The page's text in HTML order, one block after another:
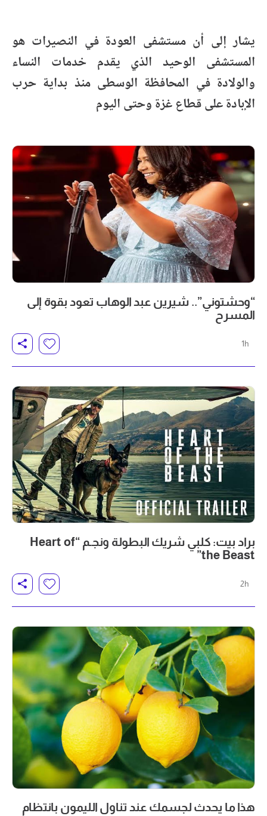
يشار إلى أن مستشفى العودة في النصيرات هو
المستشفى الوحيد الذي يقدم خدمات النساء
والولادة في المحافظة الوسطى منذ بداية حرب
الإبادة على قطاع غزة وحتى اليوم
“وحشتوني”.. شيرين عبد الوهاب تعود بقوة إلى
المسرح
1h
براد بيت: كلبي شريك البطولة ونجـم “Heart of
the Beast”
2h
هذا ما يحدث لجسمك عند تناول الليمون بانتظام